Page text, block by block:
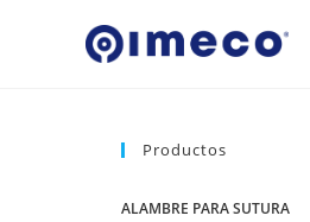
Productos
ALAMBRE PARA SUTURA